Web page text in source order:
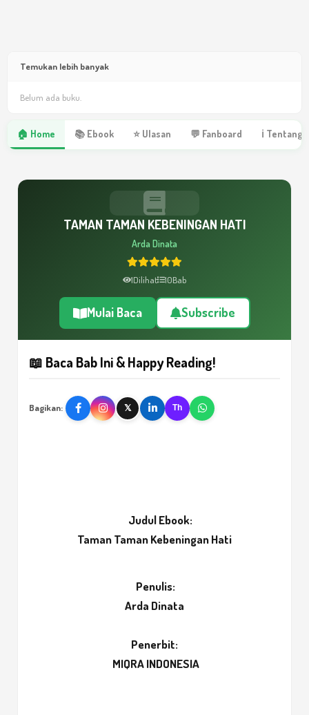
Temukan lebih banyak
Belum ada buku.
🏠 Home 📚 Ebook ⭐ Ulasan 💬 Fanboard ℹ Tentang
TAMAN TAMAN KEBENINGAN HATI
Arda Dinata
1Dilihat 10Bab
Mulai Baca Subscribe
📖 Baca Bab Ini & Happy Reading!
Bagikan: 𝕏 Th
Judul Ebook:
Taman Taman Kebeningan Hati
Penulis:
Arda Dinata
Penerbit:
MIQRA INDONESIA